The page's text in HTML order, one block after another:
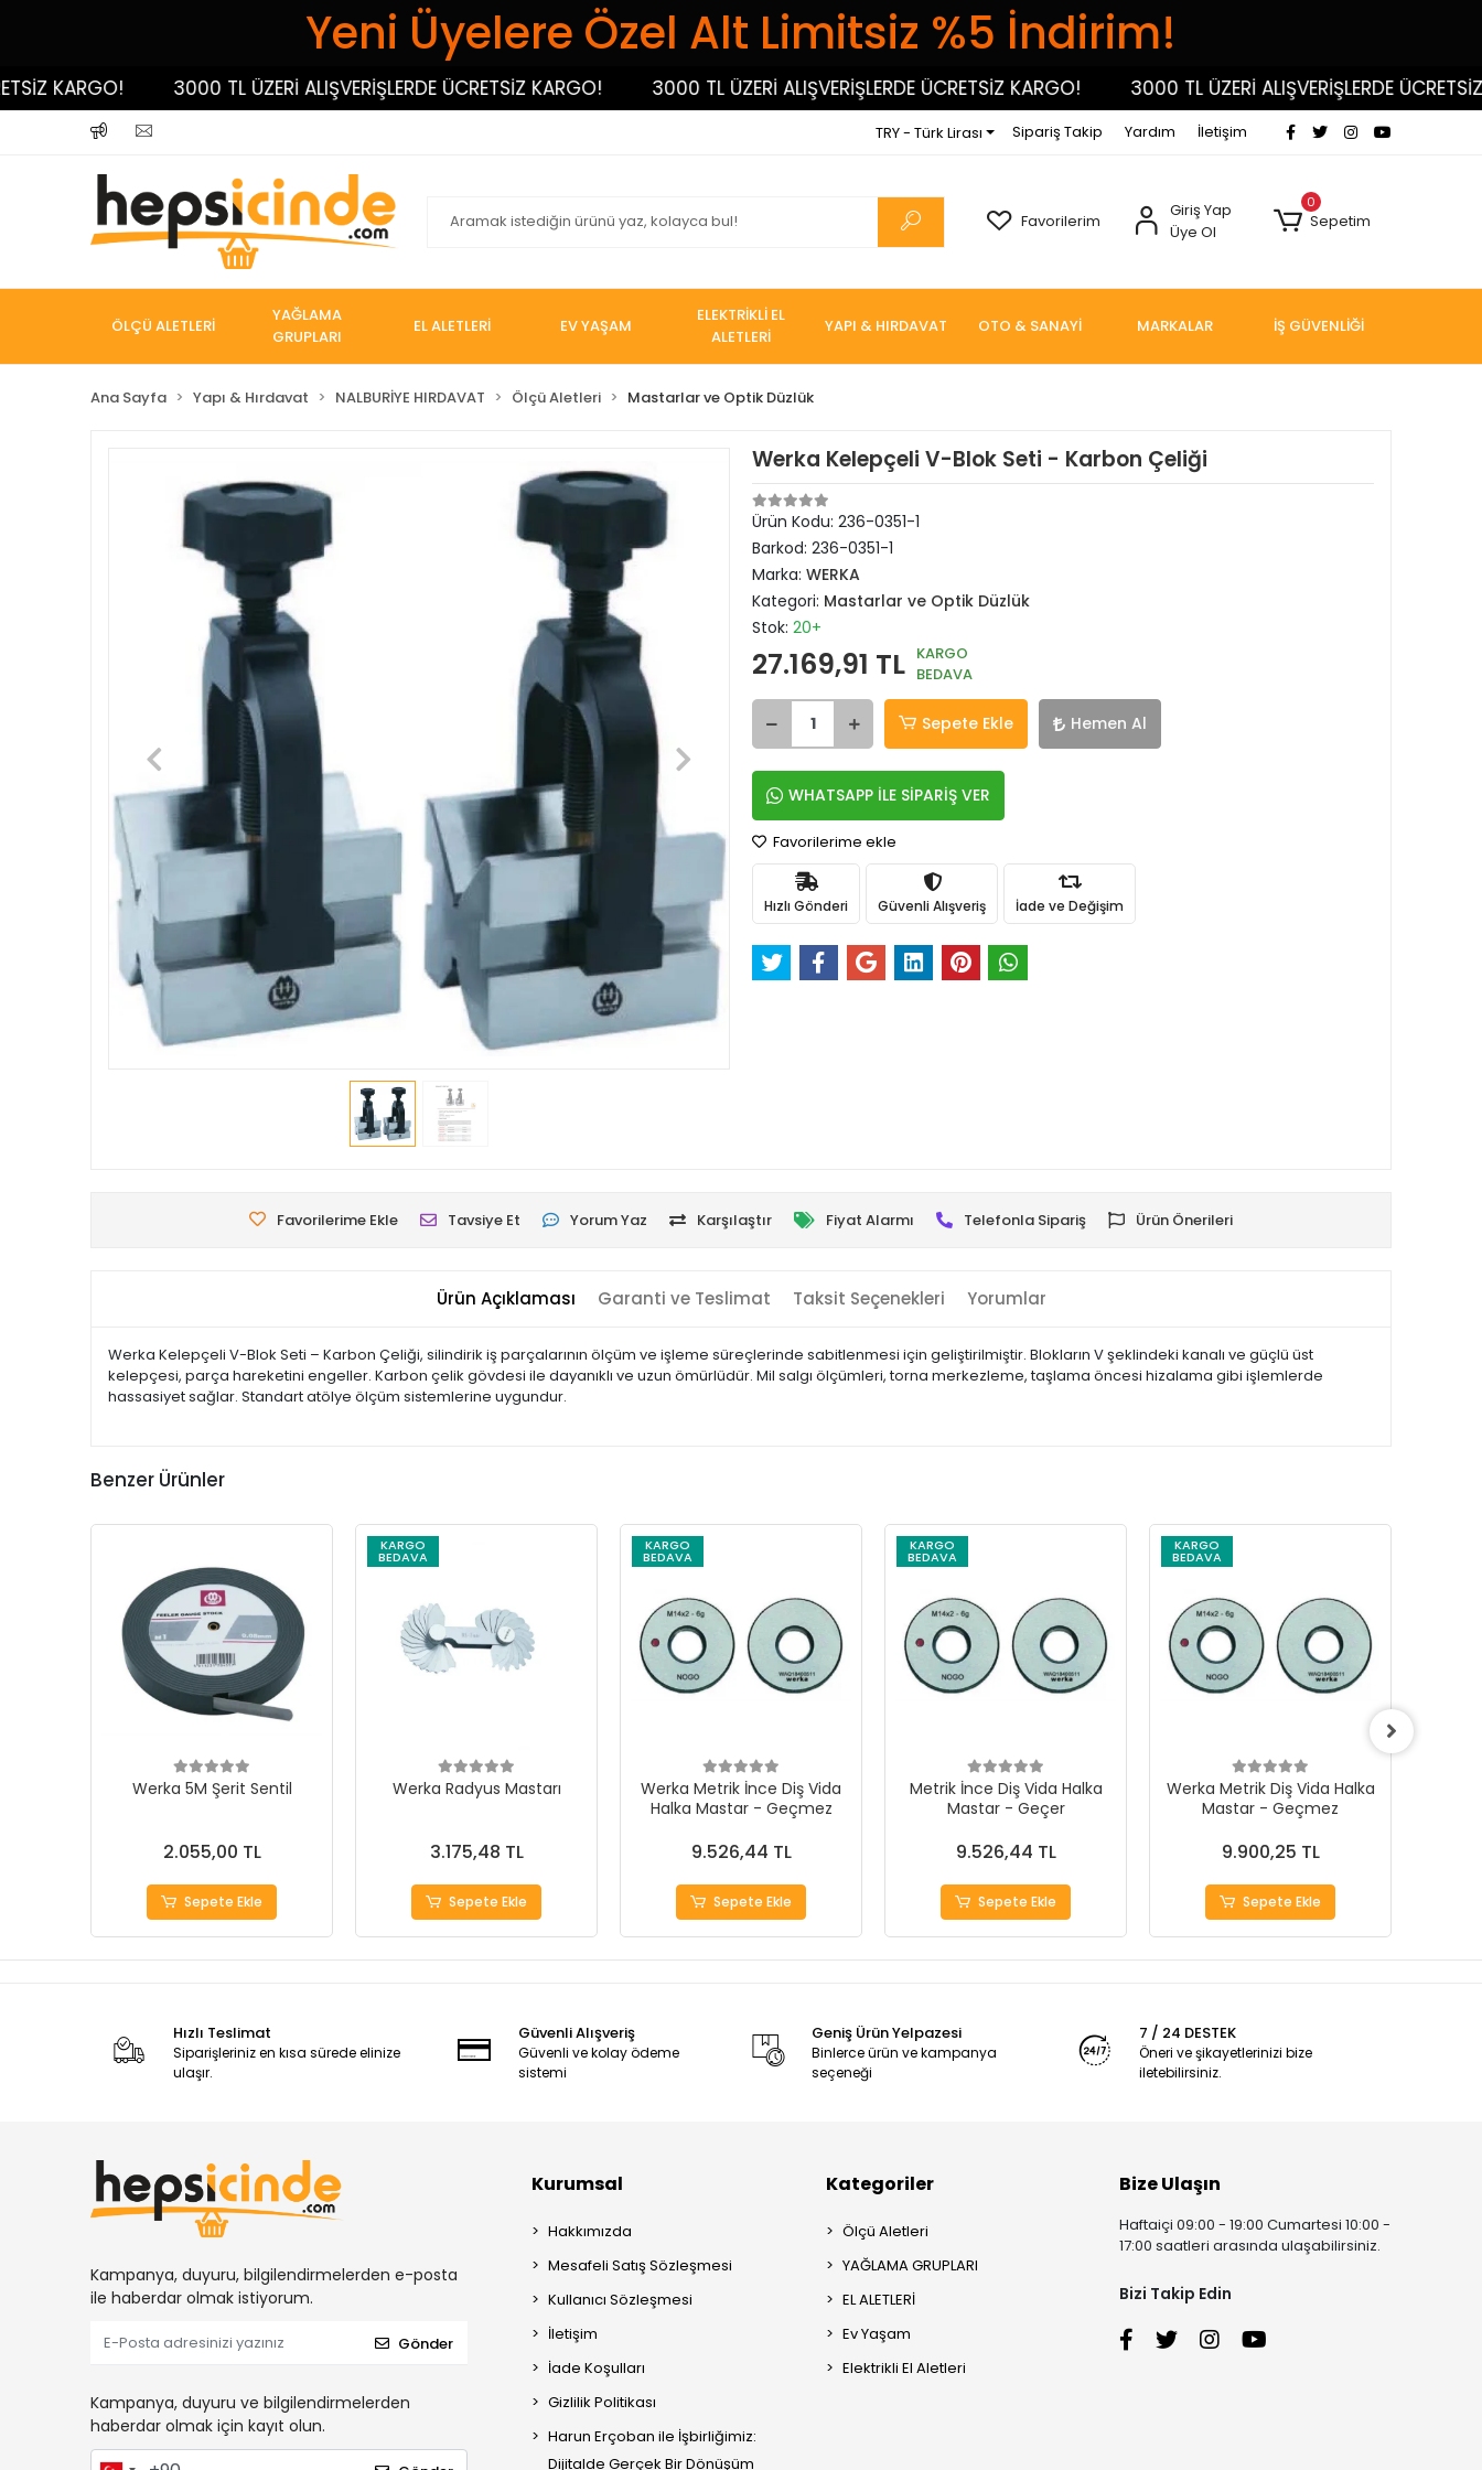
Yeni Üyelere Özel Alt Limitsiz %5 İndirim!
KARGO! 3000 TL ÜZERİ ALIŞVERİŞLERDE ÜCRETSİZ KARGO! 3000 TL ÜZERİ ALIŞVERİŞLERDE ÜCRETSİZ KARGO! 3000 TL ÜZERİ ALIŞVERİŞLERDE ÜCRETSİZ
TRY - Türk Lirası Sipariş Takip Yardım İletişim
Favorilerim
Giriş Yap
Üye Ol
0
Sepetim
ÖLÇÜ ALETLERİ
YAĞLAMA
GRUPLARI
EL ALETLERİ EV YAŞAM
ELEKTRİKLİ EL
ALETLERİ
YAPI & HIRDAVAT OTO & SANAYİ MARKALAR İŞ GÜVENLİĞİ
Ana Sayfa Yapı & Hırdavat NALBURİYE HIRDAVAT Ölçü Aletleri Mastarlar ve Optik Düzlük
Werka Kelepçeli V-Blok Seti - Karbon Çeliği
Ürün Kodu: 236-0351-1
Barkod: 236-0351-1
Marka: WERKA
Kategori: Mastarlar ve Optik Düzlük
Stok: 20+
27.169,91 TL KARGO
BEDAVA
Sepete Ekle Hemen Al
WHATSAPP İLE SİPARİŞ VER
Favorilerime ekle
Hızlı Gönderi Güvenli Alışveriş İade ve Değişim
Favorilerime Ekle Tavsiye Et Yorum Yaz Karşılaştır Fiyat Alarmı Telefonla Sipariş Ürün Önerileri
Ürün Açıklaması Garanti ve Teslimat Taksit Seçenekleri Yorumlar
Werka Kelepçeli V-Blok Seti – Karbon Çeliği, silindirik iş parçalarının ölçüm ve işleme süreçlerinde sabitlenmesi için geliştirilmiştir. Blokların V şeklindeki kanalı ve güçlü üst
kelepçesi, parça hareketini engeller. Karbon çelik gövdesi ile dayanıklı ve uzun ömürlüdür. Mil salgı ölçümleri, torna merkezleme, taşlama öncesi hizalama gibi işlemlerde
hassasiyet sağlar. Standart atölye ölçüm sistemlerine uygundur.
Benzer Ürünler
Werka 5M Şerit Sentil
2.055,00 TL
Sepete Ekle
KARGO
BEDAVA
Werka Radyus Mastarı
3.175,48 TL
Sepete Ekle
KARGO
BEDAVA
Werka Metrik İnce Diş Vida
Halka Mastar - Geçmez
9.526,44 TL
Sepete Ekle
KARGO
BEDAVA
Metrik İnce Diş Vida Halka
Mastar - Geçer
9.526,44 TL
Sepete Ekle
KARGO
BEDAVA
Werka Metrik Diş Vida Halka
Mastar - Geçmez
9.900,25 TL
Sepete Ekle
Hızlı Teslimat
Siparişleriniz en kısa sürede elinize
ulaşır.
Güvenli Alışveriş
Güvenli ve kolay ödeme
sistemi
Geniş Ürün Yelpazesi
Binlerce ürün ve kampanya
seçeneği
7 / 24 DESTEK
Öneri ve şikayetlerinizi bize
iletebilirsiniz.
Kampanya, duyuru, bilgilendirmelerden e-posta
ile haberdar olmak istiyorum.
Gönder
Kampanya, duyuru ve bilgilendirmelerden
haberdar olmak için kayıt olun.
Kurumsal
Hakkımızda
Mesafeli Satış Sözleşmesi
Kullanıcı Sözleşmesi
İletişim
İade Koşulları
Gizlilik Politikası
Harun Erçoban ile İşbirliğimiz:
Dijitalde Gerçek Bir Dönüşüm
Kategoriler
Ölçü Aletleri
YAĞLAMA GRUPLARI
EL ALETLERİ
Ev Yaşam
Elektrikli El Aletleri
Bize Ulaşın
Haftaiçi 09:00 - 19:00 Cumartesi 10:00 -
17:00 saatleri arasında ulaşabilirsiniz.
Bizi Takip Edin